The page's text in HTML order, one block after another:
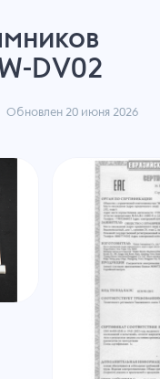
DV02
Обновлен 20 июня 2026